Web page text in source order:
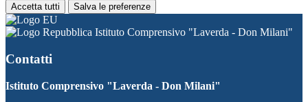
Accetta tutti Salva le preferenze
Istituto Comprensivo "Laverda - Don Milani"
Contatti
Istituto Comprensivo "Laverda - Don Milani"